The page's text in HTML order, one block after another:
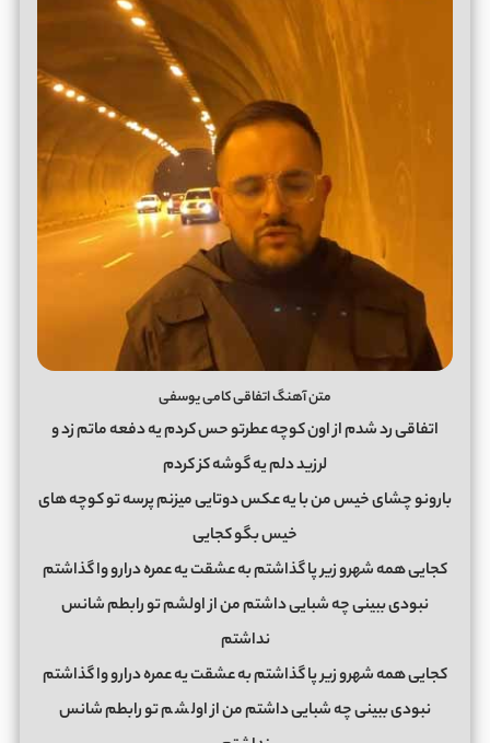
متن آهنگ اتفاقی کامی یوسفی
اتفاقی رد شدم از اون کوچه عطرتو حس کردم یه دفعه ماتم زد و
لرزید دلم یه گوشه کز کردم
بارونو چشای خیس من با یه عکس دوتایی میزنم پرسه تو کوچه های
خیس بگو کجایی
کجایی همه شهرو زیر پا گذاشتم به عشقت یه عمره درارو وا گذاشتم
نبودی ببینی چه شبایی داشتم من از اولشم تو رابطم شانس
نداشتم
کجایی همه شهرو زیر پا گذاشتم به عشقت یه عمره درارو وا گذاشتم
نبودی ببینی چه شبایی داشتم من از اولشم تو رابطم شانس